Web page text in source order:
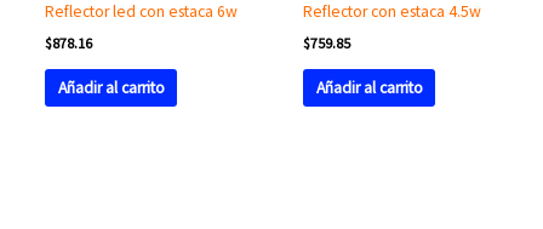
Reflector led con estaca 6w
$878.16
Añadir al carrito
Reflector con estaca 4.5w
$759.85
Añadir al carrito